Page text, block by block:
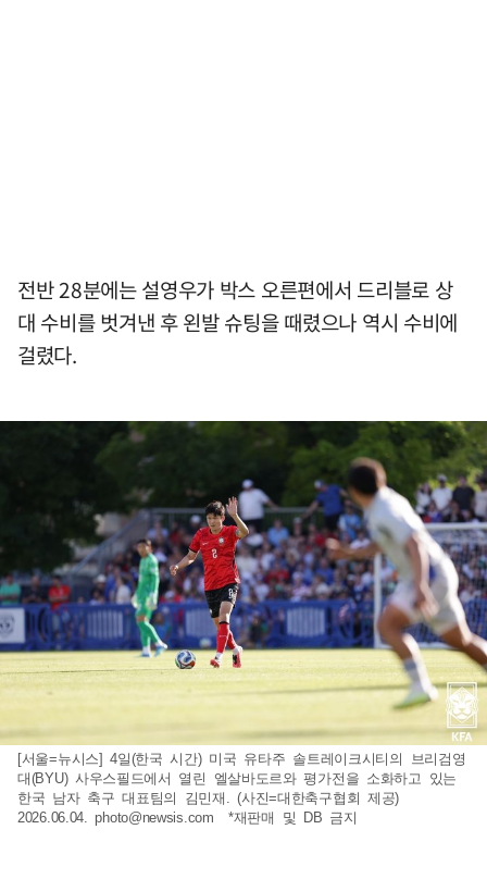
전반 28분에는 설영우가 박스 오른편에서 드리블로 상
대 수비를 벗겨낸 후 왼발 슈팅을 때렸으나 역시 수비에
걸렸다.
[서울=뉴시스] 4일(한국 시간) 미국 유타주 솔트레이크시티의 브리검영
대(BYU) 사우스필드에서 열린 엘살바도르와 평가전을 소화하고 있는
한국 남자 축구 대표팀의 김민재. (사진=대한축구협회 제공)
2026.06.04.photo@newsis.com *재판매 및 DB 금지